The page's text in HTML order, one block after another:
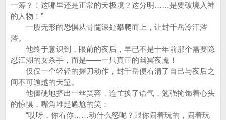
一筹？！这哪里还是正常的天极境？这分明……是要破境入神
的人物！”
一股无形的恐惧从骨髓深处攀爬而上，让封千岳冷汗涔
涔。
他终于意识到，眼前的夜后，早已不是十年前那个需要隐
忍江湖的女杀手，而是——一只真正的幽冥夜魇！
仅仅一个轻轻的握刀动作，封千岳便看清了自己与夜后之
间不可逾越的天堑。
他僵硬地挤出一丝笑容，连忙换了语气，勉强掩饰着心头
的惊惧，嘴角堆起尴尬的笑：
“哎呀，你看你……动什么怒呢？跟你闹着玩的，闹着玩